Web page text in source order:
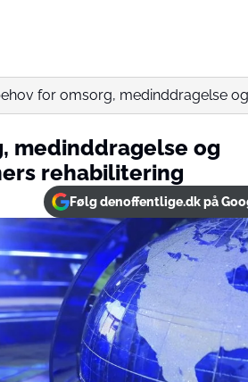
for omsorg, medinddragelse
medinddragelse og
rehabilitering
Følg denoffentlige.dk på